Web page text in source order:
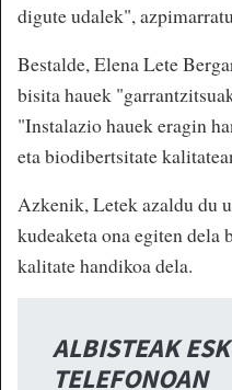
digute udalek",
Bestalde, Elena Lete
bisita hauek
"Instalazio hauek eragin
eta biodibertsitate
Azkenik, Letek azaldu du
kudeaketa ona egiten dela
kalitate handikoa dela.
ALBISTEAK
TELEFONOAN